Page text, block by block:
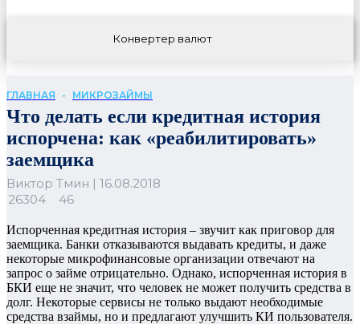
Конвертер валют
ГЛАВНАЯ - МИКРОЗАЙМЫ
Что делать если кредитная история
испорчена: как «реабилитировать»
заемщика
Виктор Тмин | 16.08.2018
26304
46
Испорченная кредитная история – звучит как приговор для
заемщика. Банки отказываются выдавать кредиты, и даже
некоторые микрофинансовые организации отвечают на
запрос о займе отрицательно. Однако, испорченная история в
БКИ еще не значит, что человек не может получить средства в
долг. Некоторые сервисы не только выдают необходимые
средства взаймы, но и предлагают улучшить КИ пользователя.